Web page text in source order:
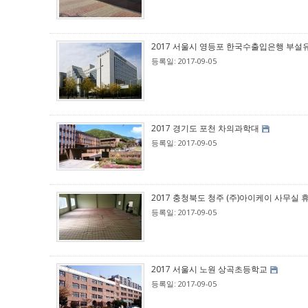
2017 서울시 영등포 한국수출입은행 부설
등록일: 2017-09-05
2017 경기도 포천 차의과학대
등록일: 2017-09-05
2017 충청북도 청주 (주)아이케이 사무실
등록일: 2017-09-05
2017 서울시 노원 상곡초등학교
등록일: 2017-09-05